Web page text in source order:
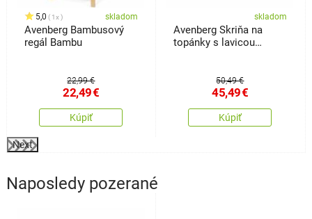
5,0 1x skladom
Avenberg Bambusový
regál Bambu
22,99 €
22,49€
Kúpiť
skladom
Avenberg Skriňa na
topánky s lavicou
50,49 €
45,49€
Kúpiť
Next
Naposledy pozerané